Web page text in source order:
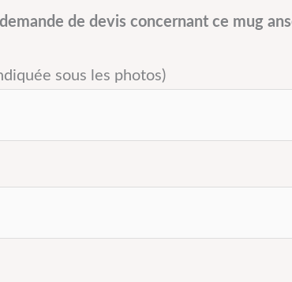
de devis concernant ce mug
sous les photos)